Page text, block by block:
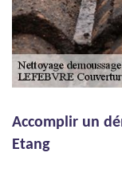
Accomplir un
Etang